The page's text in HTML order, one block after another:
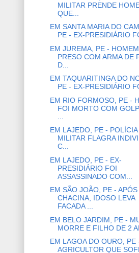
MILITAR PRENDE
QUE...
EM SANTA MARIA DO
PE - EX-PRESIDIÁRIO
EM JUREMA, PE -
PRESO COM ARMA DE
D...
EM TAQUARITINGA DO
PE - EX-PRESIDIÁRIO
EM RIO FORMOSO, PE -
FOI MORTO COM
EM LAJEDO, PE - POLÍCIA
MILITAR FLAGRA
C...
EM LAJEDO, PE - EX-
PRESIDIÁRIO FOI
ASSASSINADO COM...
EM SÃO JOÃO, PE - APÓS
CHACINA, IDOSO LEVA
FACADA ...
EM BELO JARDIM, PE -
MORRE E FILHO DE 2
EM LAGOA DO OURO, PE
AGRICULTOR QUE